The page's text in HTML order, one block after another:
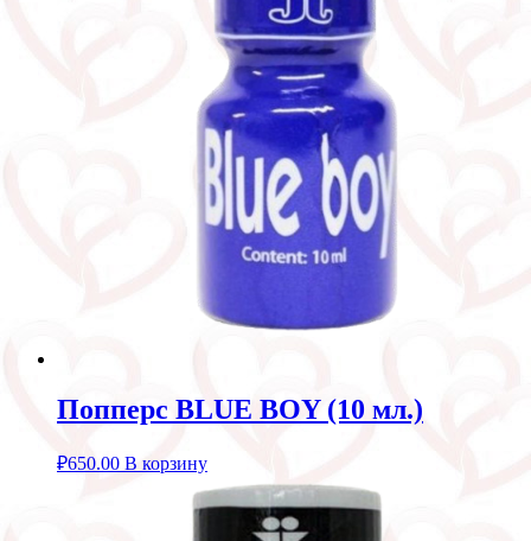
Попперс BLUE BOY (10 мл.)
₽650.00 В корзину